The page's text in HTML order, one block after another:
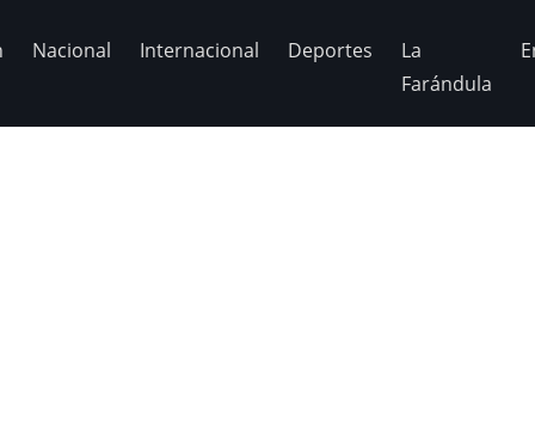
Nacional Internacional Deportes
La
Farándula